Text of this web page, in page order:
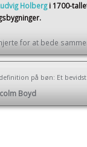
Holberg i 1700-
for at bede
på bøn: Et
Boyd